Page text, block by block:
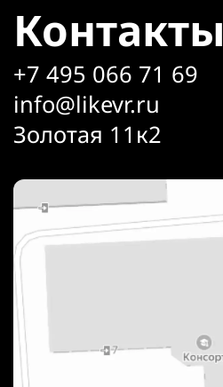
Контакты
+7 495 066 71 69
info@likevr.ru
Золотая 11к2